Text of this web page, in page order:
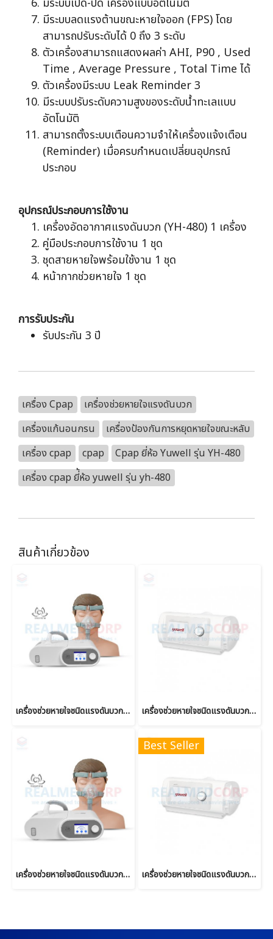
มีระบบเปิด-ปิด เครื่องแบบอัตโนมัติ
มีระบบลดแรงต้านขณะหายใจออก (FPS) โดย
สามารถปรับระดับได้ 0 ถึง 3 ระดับ
ตัวเครื่องสามารถแสดงผลค่า AHI, P90 , Used
Time , Average Pressure , Total Time ได้
ตัวเครื่องมีระบบ Leak Reminder 3
มีระบบปรับระดับความสูงของระดับน้ำทะเลแบบ
อัตโนมัติ
สามารถตั้งระบบเตือนความจำให้เครื่องแจ้งเตือน
(Reminder) เมื่อครบกำหนดเปลี่ยนอุปกรณ์
ประกอบ
อุปกรณ์ประกอบการใช้งาน
เครื่องอัดอากาศแรงดันบวก (YH-480) 1 เครื่อง
คู่มือประกอบการใช้งาน 1 ชุด
ชุดสายหายใจพร้อมใช้งาน 1 ชุด
หน้ากากช่วยหายใจ 1 ชุด
การรับประกัน
รับประกัน 3 ปี
เครื่อง Cpap
เครื่องช่วยหายใจแรงดันบวก
เครื่องแก้นอนกรน
เครื่องป้องกันการหยุดหายใจขณะหลับ
เครื่อง cpap
cpap
Cpap ยี่ห้อ Yuwell รุ่น YH-480
เครื่อง cpap ยี่้ห้อ yuwell รุ่น yh-480
สินค้าเกี่ยวข้อง
เครื่องช่วยหายใจชนิดแรงดันบวกต่อเนื่อง Auto CPAP ยี่ห้อ Micomme รุ่น C5 เครื่องช่วยหายใจชนิดแรงดันบวกสองระดับ Bi-Level Ventilator ยี่ห้อ Yuwell รุ่น YH-830
เครื่องช่วยหายใจชนิดแรงดันบวกต่อเนื่อง Auto CPAP & Auto BIPAP ยี่ห้อ Micomme รุ่น B5
Best Seller
เครื่องช่วยหายใจชนิดแรงดันบวกต่อเนื่อง แบบปรับแรงดันอัตโนมัติ Auto CPAP ยี่ห้อ Yuwell รุ่น YH-450